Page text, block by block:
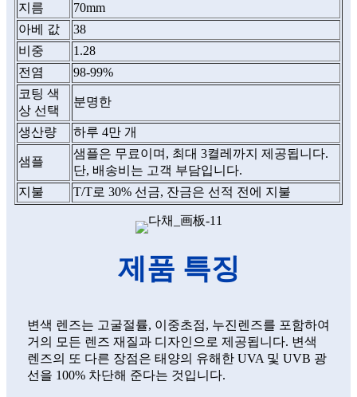
지름
70mm
아베 값
38
비중
1.28
전염
98-99%
코팅 색
상 선택
분명한
생산량 하루 4만 개
샘플
샘플은 무료이며, 최대 3켤레까지 제공됩니다.
단, 배송비는 고객 부담입니다.
지불
T/T로 30% 선금, 잔금은 선적 전에 지불
제품 특징
변색 렌즈는 고굴절률, 이중초점, 누진렌즈를 포함하여
거의 모든 렌즈 재질과 디자인으로 제공됩니다. 변색
렌즈의 또 다른 장점은 태양의 유해한 UVA 및 UVB 광
선을 100% 차단해 준다는 것입니다.